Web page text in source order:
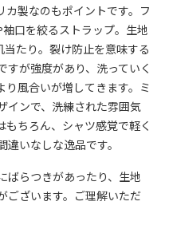
カ製なのもポイントです。フ
口を絞るストラップ。生地
たり。裂け防止を意味する
すが強度があり、洗っていく
り風合いが増してきます。ミ
インで、洗練された雰囲気
ちろん、シャツ感覚で軽く
いなしな逸品です。
ばらつきがあったり、生地
ございます。ご理解いただ